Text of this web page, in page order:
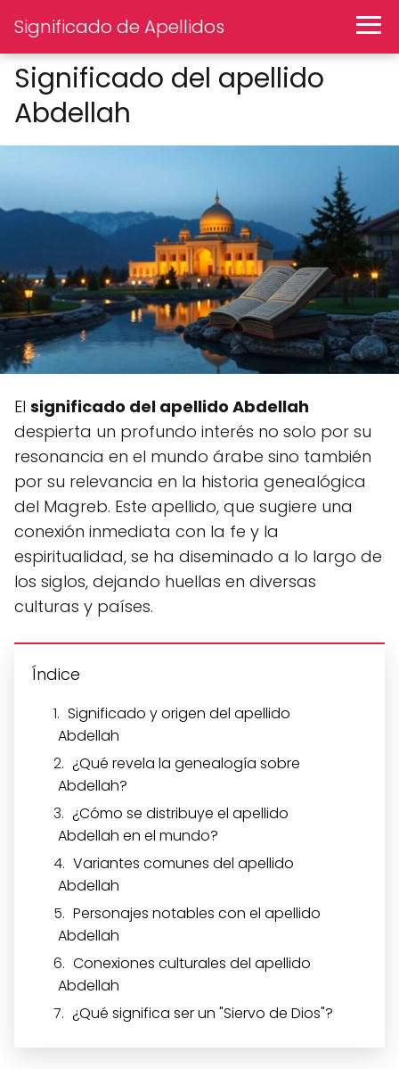
Significado de Apellidos
Significado del apellido
Abdellah
El significado del apellido Abdellah
despierta un profundo interés no solo por su
resonancia en el mundo árabe sino también
por su relevancia en la historia genealógica
del Magreb. Este apellido, que sugiere una
conexión inmediata con la fe y la
espiritualidad, se ha diseminado a lo largo de
los siglos, dejando huellas en diversas
culturas y países.
Índice
Significado y origen del apellido
Abdellah
¿Qué revela la genealogía sobre
Abdellah?
¿Cómo se distribuye el apellido
Abdellah en el mundo?
Variantes comunes del apellido
Abdellah
Personajes notables con el apellido
Abdellah
Conexiones culturales del apellido
Abdellah
¿Qué significa ser un "Siervo de Dios"?